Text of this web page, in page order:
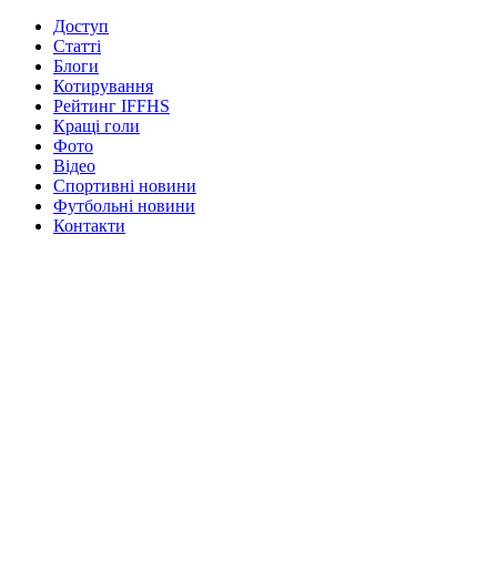
Доступ
Статті
Блоги
Котирування
Рейтинг IFFHS
Кращі голи
Фото
Відео
Спортивні новини
Футбольні новини
Контакти